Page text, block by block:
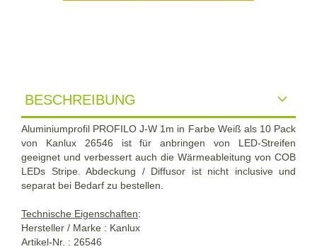
BESCHREIBUNG
Aluminiumprofil PROFILO J-W 1m in Farbe Weiß als 10 Pack
von Kanlux 26546 ist für anbringen von LED-Streifen
geeignet und verbessert auch die Wärmeableitung von COB
LEDs Stripe. Abdeckung / Diffusor ist nicht inclusive und
separat bei Bedarf zu bestellen.
Technische Eigenschaften:
Hersteller / Marke : Kanlux
Artikel-Nr. : 26546